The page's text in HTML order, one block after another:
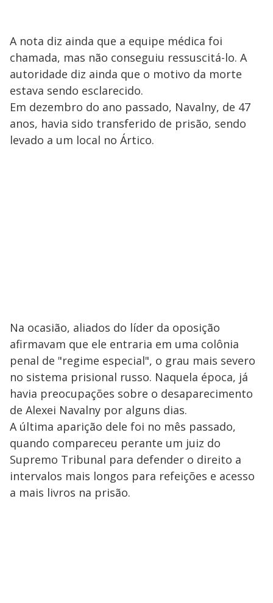
A nota diz ainda que a equipe médica foi
chamada, mas não conseguiu ressuscitá-lo. A
autoridade diz ainda que o motivo da morte
estava sendo esclarecido.
Em dezembro do ano passado, Navalny, de 47
anos, havia sido transferido de prisão, sendo
levado a um local no Ártico.
Na ocasião, aliados do líder da oposição
afirmavam que ele entraria em uma colônia
penal de "regime especial", o grau mais severo
no sistema prisional russo. Naquela época, já
havia preocupações sobre o desaparecimento
de Alexei Navalny por alguns dias.
A última aparição dele foi no mês passado,
quando compareceu perante um juiz do
Supremo Tribunal para defender o direito a
intervalos mais longos para refeições e acesso
a mais livros na prisão.